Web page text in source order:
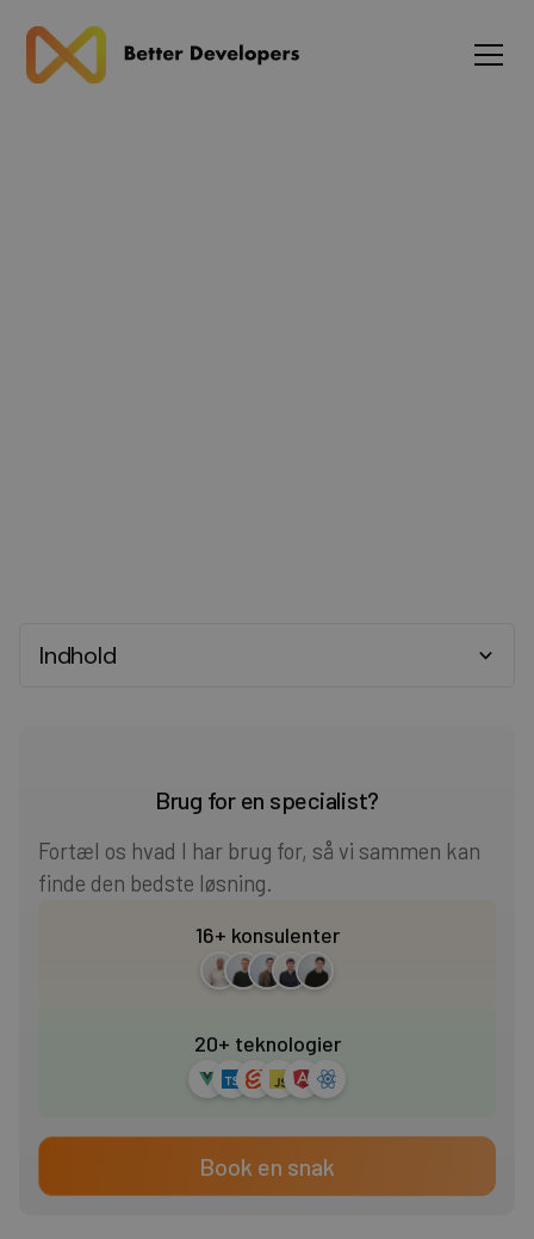
Indhold
Heading 4
Heading 5
Brug for en specialist?
Fortæl os hvad I har brug for, så vi sammen kan
finde den bedste løsning.
16+ konsulenter
20+ teknologier
Book en snak